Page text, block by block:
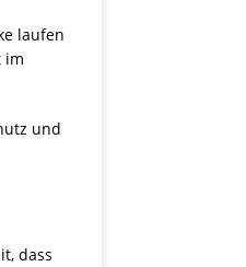
laufen
im
und
dass